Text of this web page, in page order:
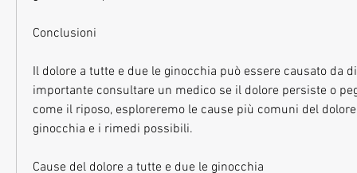
Conclusioni
Il dolore a tutte e due le ginocchia può essere causato da
importante consultare un medico se il dolore persiste o
come il riposo, esploreremo le cause più comuni del
ginocchia e i rimedi possibili.
Cause del dolore a tutte e due le ginocchia